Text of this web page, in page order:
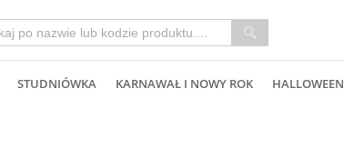
STUDNIÓWKA KARNAWAŁ I NOWY ROK HALLOWEEN